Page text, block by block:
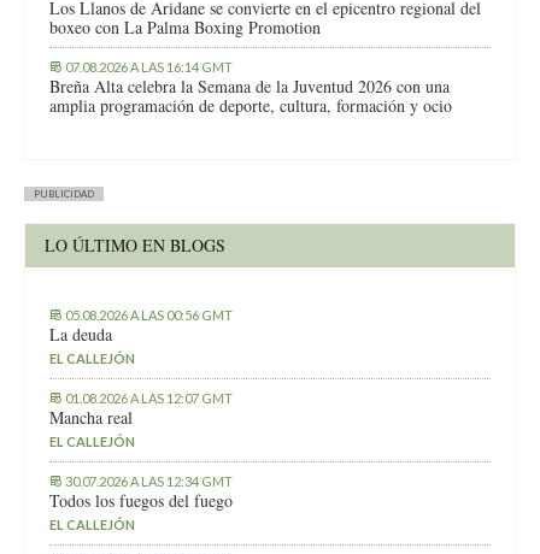
Los Llanos de Aridane se convierte en el epicentro regional del
boxeo con La Palma Boxing Promotion
07.08.2026 A LAS 16:14 GMT
Breña Alta celebra la Semana de la Juventud 2026 con una
amplia programación de deporte, cultura, formación y ocio
PUBLICIDAD
LO ÚLTIMO EN BLOGS
05.08.2026 A LAS 00:56 GMT
La deuda
EL CALLEJÓN
01.08.2026 A LAS 12:07 GMT
Mancha real
EL CALLEJÓN
30.07.2026 A LAS 12:34 GMT
Todos los fuegos del fuego
EL CALLEJÓN